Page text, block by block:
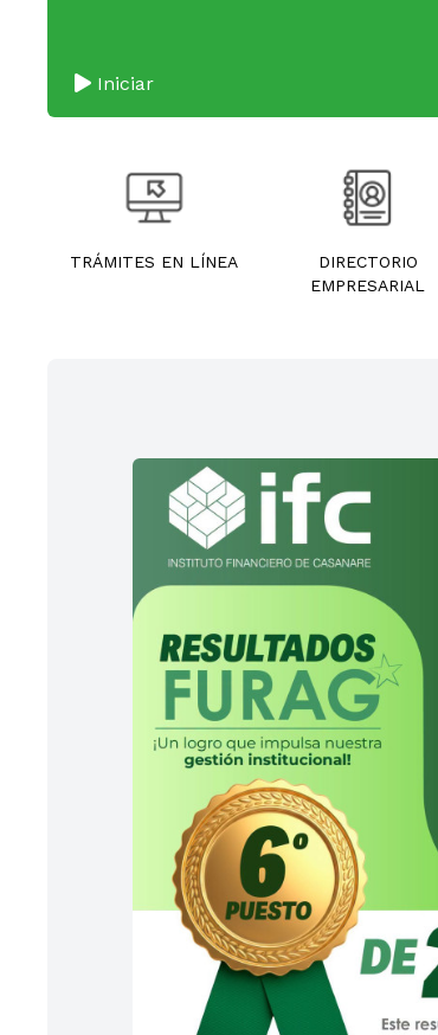
Iniciar
TRÁMITES EN LÍNEA
DIRECTORIO
EMPRESARIAL